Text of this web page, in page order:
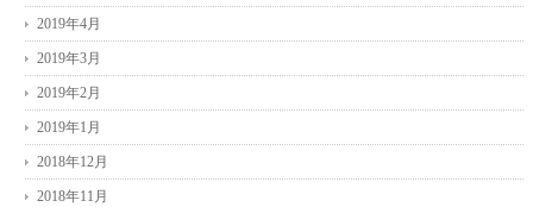
2019年4月
2019年3月
2019年2月
2019年1月
2018年12月
2018年11月